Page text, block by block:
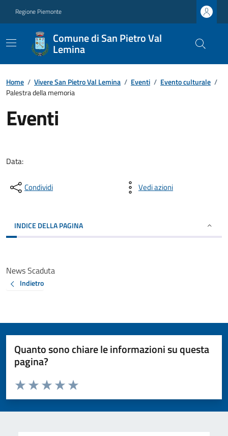
Regione Piemonte
Comune di San Pietro Val
Lemina
Home / Vivere San Pietro Val Lemina / Eventi / Evento culturale /
Palestra della memoria
Eventi
Data:
Condividi Vedi azioni
INDICE DELLA PAGINA
News Scaduta
Indietro
Quanto sono chiare le informazioni su questa
pagina?
Valuta da 1 a 5 stelle la pagina
Valuta 5 stelle su 5
Valuta 4 stelle su 5
Valuta 3 stelle su 5
Valuta 2 stelle su 5
Valuta 1 stelle su 5